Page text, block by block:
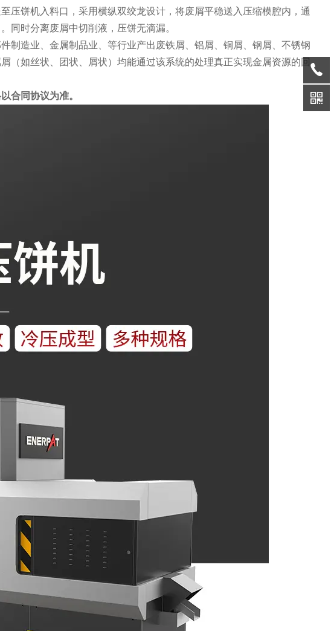
压饼机入料口，采用横纵双绞龙设计，将废屑平稳送入压缩模腔内，通
同时分离废屑中切削液，压饼无滴漏。
制造业、金属制品业、等行业产出废铁屑、铝屑、铜屑、钢屑、不锈钢
（如丝状、团状、屑状）均能通过该系统的处理真正实现金属资源的回
合同协议为准。